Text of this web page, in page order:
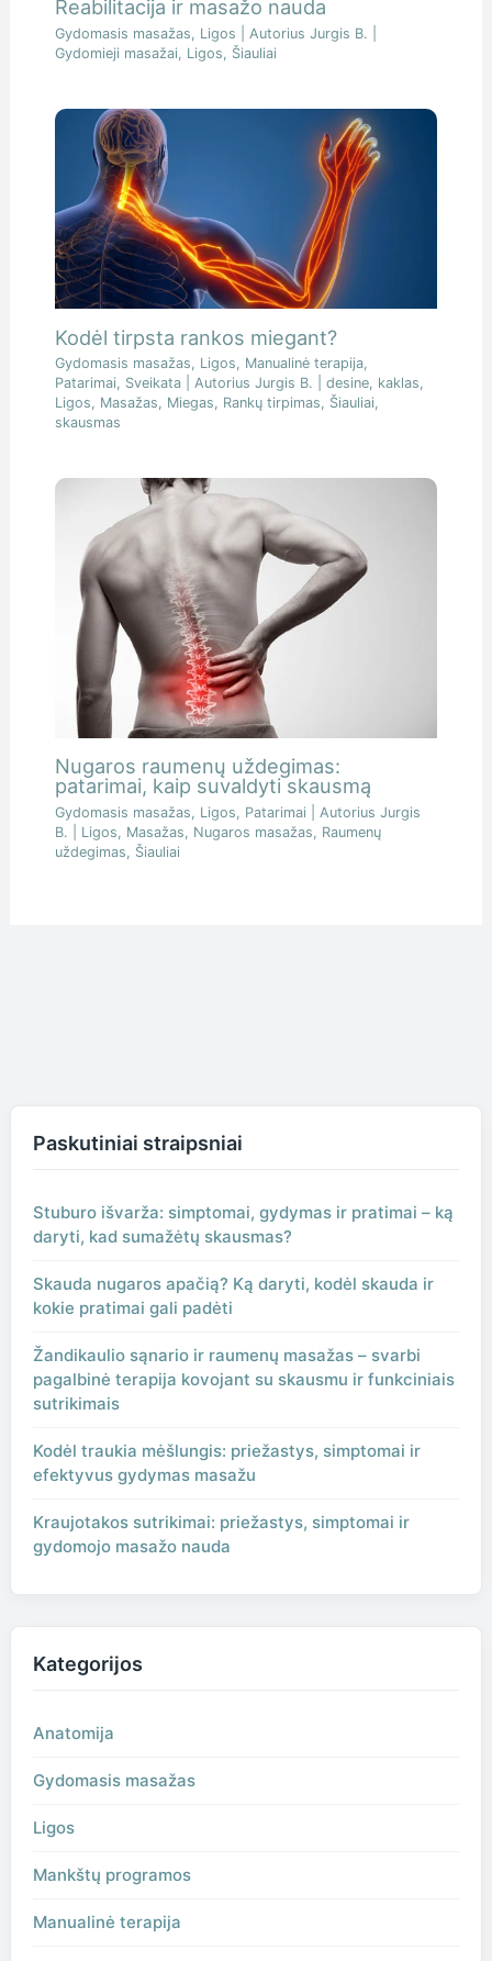
Reabilitacija ir masažo nauda
Gydomasis masažas, Ligos | Autorius Jurgis B.
Gydomieji masažai, Ligos, Šiauliai
Kodėl tirpsta rankos miegant?
Gydomasis masažas, Ligos, Manualinė terapija,
Patarimai, Sveikata| Autorius Jurgis B. desine, kaklas,
Ligos, Masažas, Miegas, Rankų tirpimas, Šiauliai,
skausmas
Nugaros raumenų uždegimas:
patarimai, kaip suvaldyti skausmą
Gydomasis masažas, Ligos, Patarimai | Autorius Jurgis
B.
Ligos, Masažas, Nugaros masažas, Raumenų
uždegimas, Šiauliai
Paskutiniai straipsniai
Stuburo išvarža: simptomai, gydymas ir pratimai – ką
daryti, kad sumažėtų skausmas?
Skauda nugaros apačią? Ką daryti, kodėl skauda ir
kokie pratimai gali padėti
Žandikaulio sąnario ir raumenų masažas – svarbi
pagalbinė terapija kovojant su skausmu ir funkciniais
sutrikimais
Kodėl traukia mėšlungis: priežastys, simptomai ir
efektyvus gydymas masažu
Kraujotakos sutrikimai: priežastys, simptomai ir
gydomojo masažo nauda
Kategorijos
Anatomija
Gydomasis masažas
Ligos
Mankštų programos
Manualinė terapija